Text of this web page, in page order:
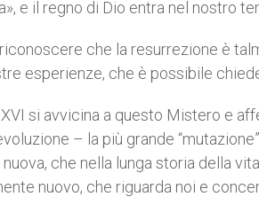
e il regno di Dio entra nel nostro
che la resurrezione è
esperienze, che è possibile
si avvicina a questo Mistero e
– la più grande
che nella lunga storia della
nuovo, che riguarda noi e